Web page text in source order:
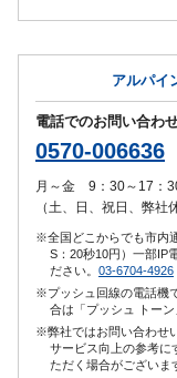
アルパイ
電話でのお問い合わ
0570-006636
月～金 9：30～17：
（土、日、祝日、弊社
※全国どこからでも市内
S：20秒10円）一部IP
ださい。 03-6704-4926
※プッシュ回線の電話機
合は「プッシュ トーン
※弊社ではお問い合わせ
サービス向上の参考に
ただく場合がございま